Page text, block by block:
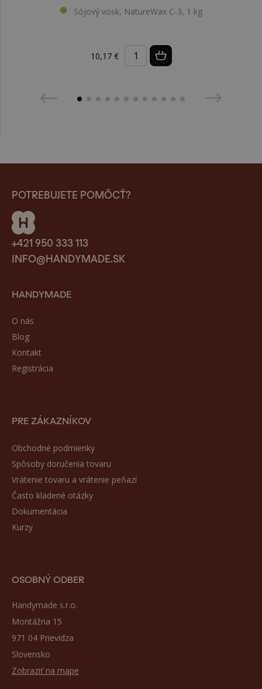
Sójový vosk, NatureWax C-3, 1 kg
10,17 €
POTREBUJETE POMÔCŤ?
+421 950 333 113
INFO@HANDYMADE.SK
HANDYMADE
O nás
Blog
Kontakt
Registrácia
PRE ZÁKAZNÍKOV
Obchodné podmienky
Spôsoby doručenia tovaru
Vrátenie tovaru a vrátenie peňazí
Často kladené otázky
Dokumentácia
Kurzy
OSOBNÝ ODBER
Handymade s.r.o.
Montážna 15
971 04 Prievidza
Slovensko
Zobraziť na mape